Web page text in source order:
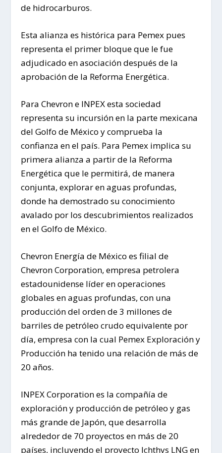
de hidrocarburos.
Esta alianza es histórica para Pemex pues
representa el primer bloque que le fue
adjudicado en asociación después de la
aprobación de la Reforma Energética.
Para Chevron e INPEX esta sociedad
representa su incursión en la parte mexicana
del Golfo de México y comprueba la
confianza en el país. Para Pemex implica su
primera alianza a partir de la Reforma
Energética que le permitirá, de manera
conjunta, explorar en aguas profundas,
donde ha demostrado su conocimiento
avalado por los descubrimientos realizados
en el Golfo de México.
Chevron Energía de México es filial de
Chevron Corporation, empresa petrolera
estadounidense líder en operaciones
globales en aguas profundas, con una
producción del orden de 3 millones de
barriles de petróleo crudo equivalente por
día, empresa con la cual Pemex Exploración y
Producción ha tenido una relación de más de
20 años.
INPEX Corporation es la compañía de
exploración y producción de petróleo y gas
más grande de Japón, que desarrolla
alrededor de 70 proyectos en más de 20
países, incluyendo el proyecto Ichthys LNG en